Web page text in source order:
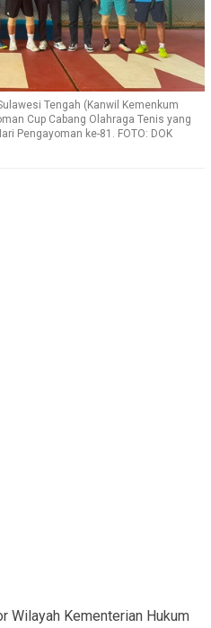
Tengah (Kanwil Kemenkum
Cup Cabang Olahraga Tenis yang
Pengayoman ke-81. FOTO: DOK
Wilayah Kementerian Hukum